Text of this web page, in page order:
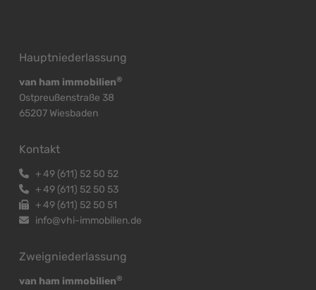
Hauptniederlassung
van ham immobilien®
Ostpreußenstraße 38
65207 Wiesbaden
Kontakt
+49 (611) 52 50 52
+49 (611) 52 50 53
+49 (611) 52 50 51
info@vhi-immobilien.de
Zweigniederlassung
van ham immobilien®